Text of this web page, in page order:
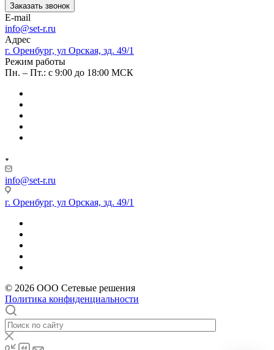
Заказать звонок
E-mail
info@set-r.ru
Адрес
г. Оренбург, ул Орская, зд. 49/1
Режим работы
Пн. – Пт.: с 9:00 до 18:00 МСК
info@set-r.ru
г. Оренбург, ул Орская, зд. 49/1
© 2026 ООО Сетевые решения
Политика конфиденциальности